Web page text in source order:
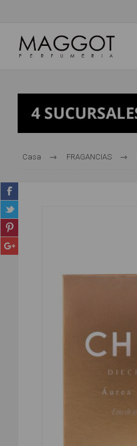
Casa FRAGANCIAS